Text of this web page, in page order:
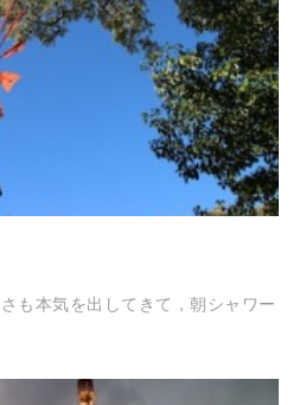
も本気を出してきて，朝シャワー